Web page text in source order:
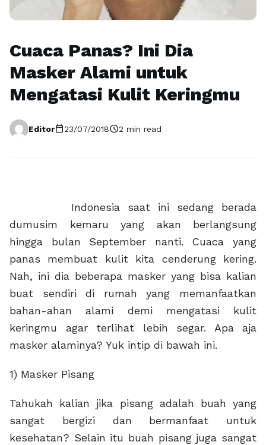
Cuaca Panas? Ini Dia
Masker Alami untuk
Mengatasi Kulit Keringmu
Editorcalendar_today23/07/2018schedule2 min read
Indonesia saat ini sedang berada
dumusim kemaru yang akan berlangsung
hingga bulan September nanti. Cuaca yang
panas membuat kulit kita cenderung kering.
Nah, ini dia beberapa masker yang bisa kalian
buat sendiri di rumah yang memanfaatkan
bahan-ahan alami demi mengatasi kulit
keringmu agar terlihat lebih segar. Apa aja
masker alaminya? Yuk intip di bawah ini.
1) Masker Pisang
Tahukah kalian jika pisang adalah buah yang
sangat bergizi dan bermanfaat untuk
kesehatan? Selain itu buah pisang juga sangat